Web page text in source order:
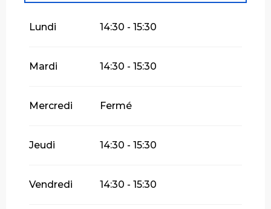
2026
Lundi 14:30 - 15:30
Mardi 14:30 - 15:30
Mercredi Fermé
Jeudi 14:30 - 15:30
Vendredi 14:30 - 15:30